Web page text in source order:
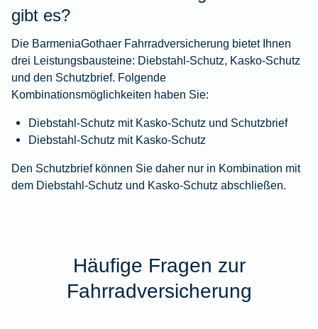
gibt es?
Die BarmeniaGothaer Fahrradversicherung bietet Ihnen
drei Leistungsbausteine: Diebstahl-Schutz, Kasko-Schutz
und den Schutzbrief. Folgende
Kombinationsmöglichkeiten haben Sie:
Diebstahl-Schutz mit Kasko-Schutz und Schutzbrief
Diebstahl-Schutz mit Kasko-Schutz
Den Schutzbrief können Sie daher nur in Kombination mit
dem Diebstahl-Schutz und Kasko-Schutz abschließen.
Häufige Fragen zur
Fahrradversicherung